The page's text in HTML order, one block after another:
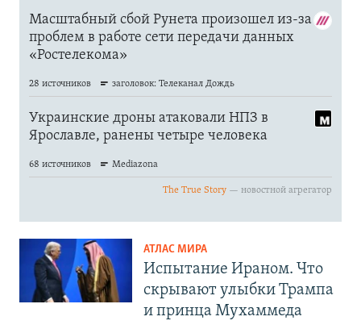
АТЛАС МИРА
Испытание Ираном. Что
скрывают улыбки Трампа
и принца Мухаммеда